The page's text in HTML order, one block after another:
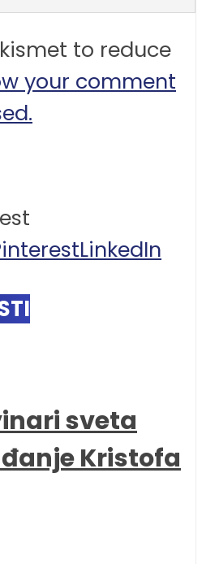
to reduce
your comment
LinkedIn
sveta
Kristofa